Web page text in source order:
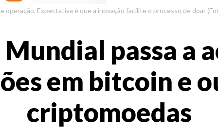
operação. Expectativa é que a inovação facilite o processo de doar
passa a
em bitcoin e
criptomoedas